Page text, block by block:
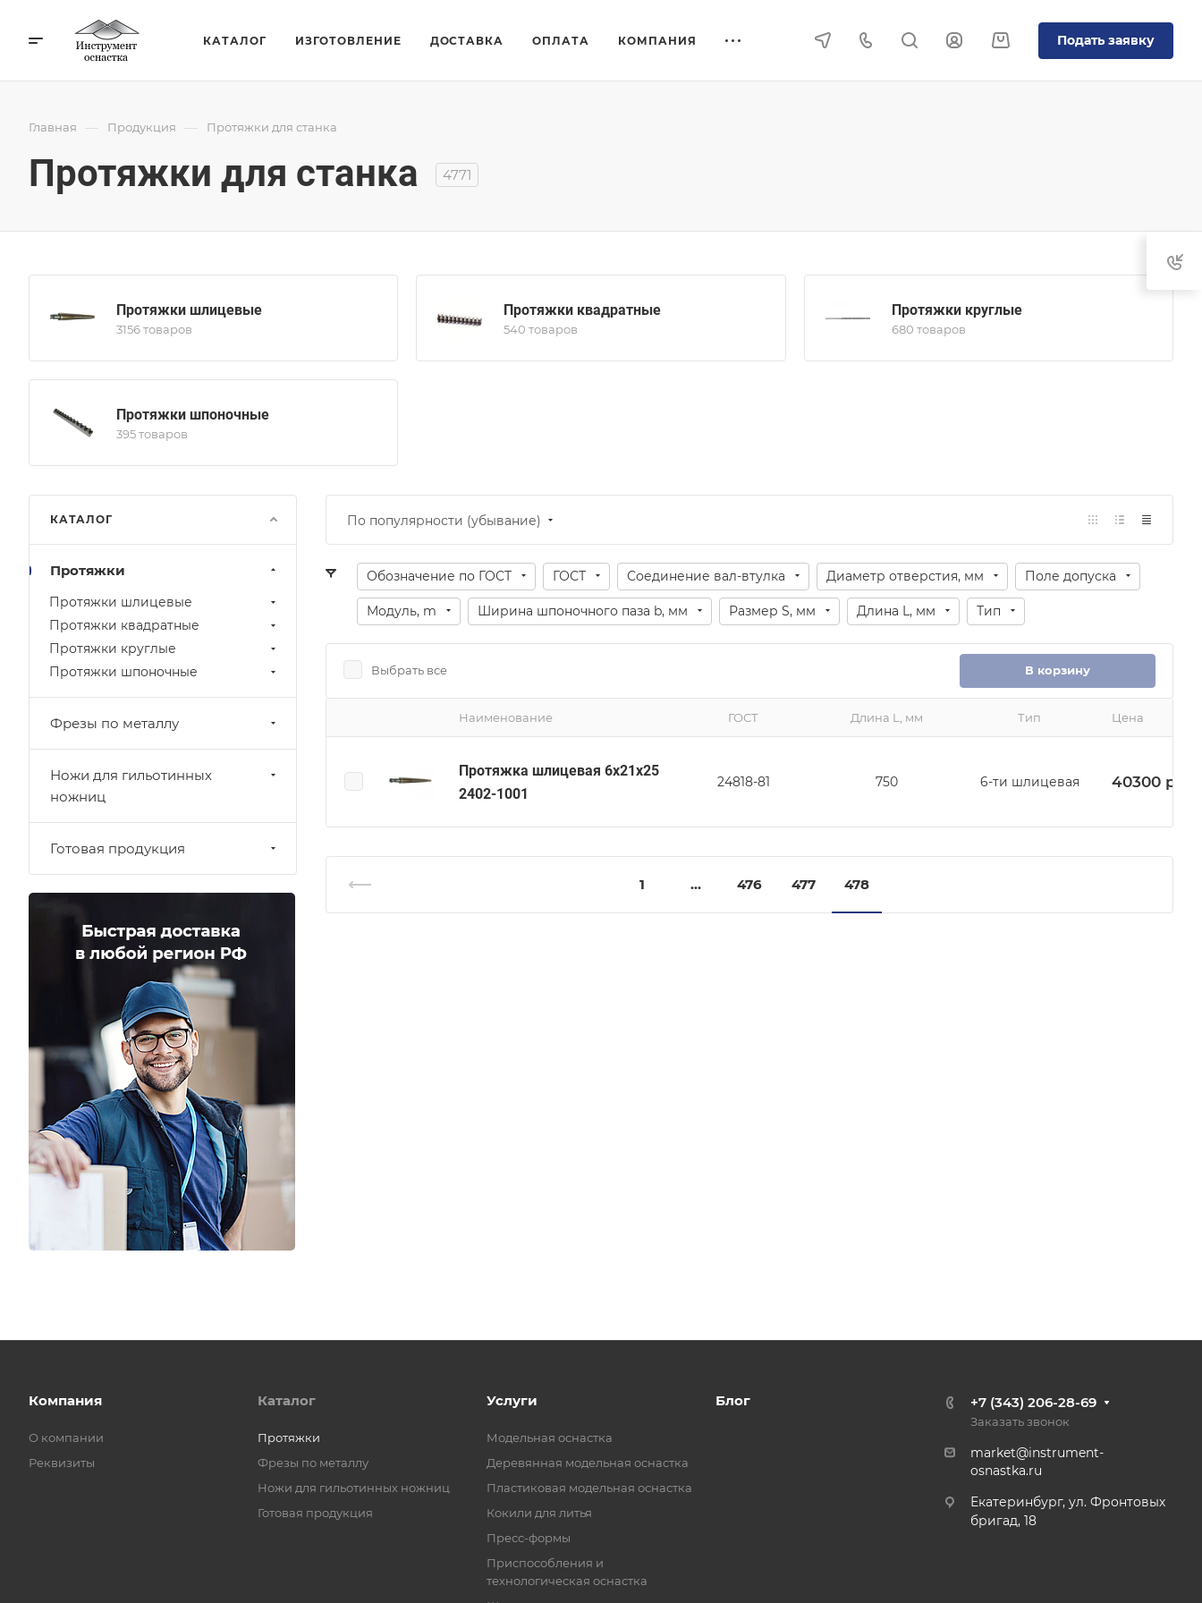
КАТАЛОГ ИЗГОТОВЛЕНИЕ ДОСТАВКА ОПЛАТА КОМПАНИЯ Подать заявку
Главная — Продукция — Протяжки для станка
Протяжки для станка 4771
Протяжки шлицевые
3156 товаров
Протяжки квадратные
540 товаров
Протяжки круглые
680 товаров
Протяжки шпоночные
395 товаров
По популярности (убывание)
Обозначение по ГОСТ ГОСТ Соединение вал-втулка Диаметр отверстия, мм Поле допуска
Модуль, m Ширина шпоночного паза b, мм Размер S, мм Длина L, мм Тип
Выбрать все В корзину
Наименование ГОСТ Длина L, мм Тип Цена
Протяжка шлицевая 6x21x25
2402-1001
24818-81 750 6-ти шлицевая 40300 руб.
1 ... 476 477 478
КАТАЛОГ
Протяжки
Протяжки шлицевые
Протяжки квадратные
Протяжки круглые
Протяжки шпоночные
Фрезы по металлу
Ножи для гильотинных
ножниц
Готовая продукция
Компания
О компании
Реквизиты
Каталог
Протяжки
Фрезы по металлу
Ножи для гильотинных ножниц
Готовая продукция
Услуги
Модельная оснастка
Деревянная модельная оснастка
Пластиковая модельная оснастка
Кокили для литья
Пресс-формы
Приспособления и
технологическая оснастка
Блог +7 (343) 206-28-69
Заказать звонок
market@instrument-
osnastka.ru
Екатеринбург, ул. Фронтовых
бригад, 18